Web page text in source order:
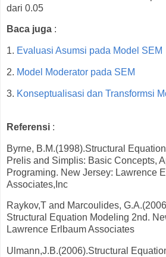
dari 0.05
Baca juga :
1. Evaluasi Asumsi pada Model SEM
2. Model Moderator pada SEM
3. Konseptualisasi dan Transformsi
Referensi :
Byrne, B.M.(1998).Structural
Prelis and Simplis: Basic Concepts,
Programing. New Jersey: Lawrence
Associates,Inc
Raykov,T and Marcoulides,
Structural Equation Modeling 2nd.
Lawrence Erlbaum Associates
Ulmann,J.B.(2006).Structural